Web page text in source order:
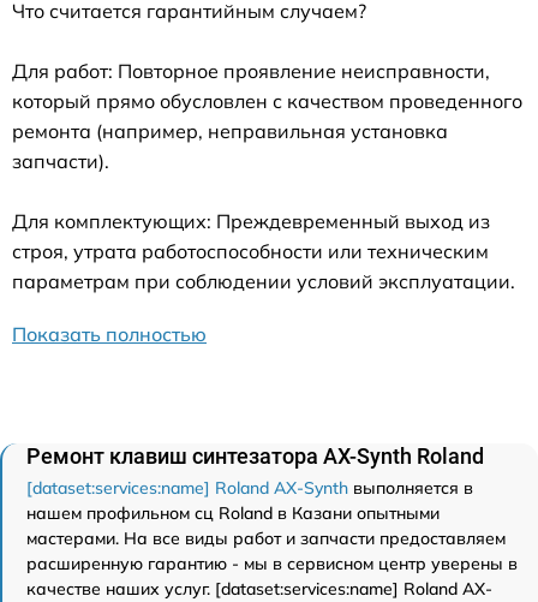
Что считается гарантийным случаем?
Для работ: Повторное проявление неисправности,
который прямо обусловлен с качеством проведенного
ремонта (например, неправильная установка
запчасти).
Для комплектующих: Преждевременный выход из
строя, утрата работоспособности или техническим
параметрам при соблюдении условий эксплуатации.
Показать полностью
Ремонт клавиш синтезатора AX-Synth Roland
[dataset:services:name] Roland AX-Synth выполняется в
нашем профильном сц Roland в Казани опытными
мастерами. На все виды работ и запчасти предоставляем
расширенную гарантию - мы в сервисном центр уверены в
качестве наших услуг. [dataset:services:name] Roland AX-